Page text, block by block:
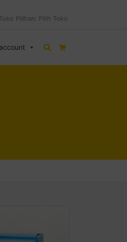
Toko Pilihan: Pilih Toko
Search